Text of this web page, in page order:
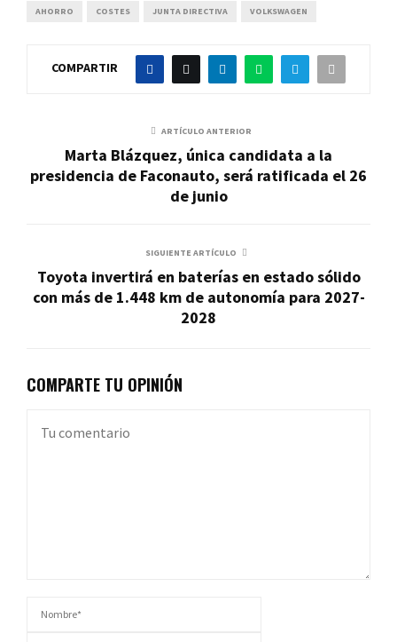
AHORRO COSTES JUNTA DIRECTIVA VOLKSWAGEN
COMPARTIR
ARTÍCULO ANTERIOR
Marta Blázquez, única candidata a la
presidencia de Faconauto, será ratificada el 26
de junio
SIGUIENTE ARTÍCULO
Toyota invertirá en baterías en estado sólido
con más de 1.448 km de autonomía para 2027-
2028
COMPARTE TU OPINIÓN